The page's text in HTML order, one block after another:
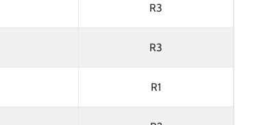
R3
R3
R1